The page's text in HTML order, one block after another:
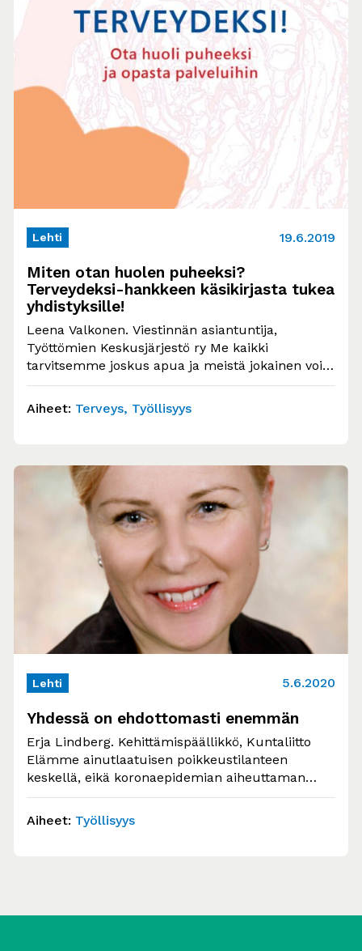
Lehti 19.6.2019
Miten otan huolen puheeksi?
Terveydeksi-hankkeen käsikirjasta tukea
yhdistyksille!
Leena Valkonen. Viestinnän asiantuntija,
Työttömien Keskusjärjestö ry Me kaikki
tarvitsemme joskus apua ja meistä jokainen voi
sitä myös antaa. Huolen puheeksiotto…
Aiheet: Terveys Työllisyys
Lehti 5.6.2020
Yhdessä on ehdottomasti enemmän
Erja Lindberg. Kehittämispäällikkö, Kuntaliitto
Elämme ainutlaatuisen poikkeustilanteen
keskellä, eikä koronaepidemian aiheuttaman
kriisin kestoa tai taloudellisten vaikutusten
syvyyttä voi kukaan meistä…
Aiheet: Työllisyys